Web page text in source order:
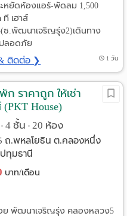
หยัดห้องแอร์-พัดลม 1,500
ที เฮาส์
ซ.พัฒนาเจริญรุ่ง2)เดินทาง
ลอดภัย
ติดต่อ ❯ 1 วัน
ก ราคาถูก ให้เช่า
House)
ง5 (พัฒนาเจริญรุ่ง2)
• 4 ชั้น • 20 ห้อง
ถ.พหลโยธิน ต.คลองหนึ่ง
ทุมธานี
บาท/เดือน
ย พัฒนาเจริญรุ่ง คลองหลวง5